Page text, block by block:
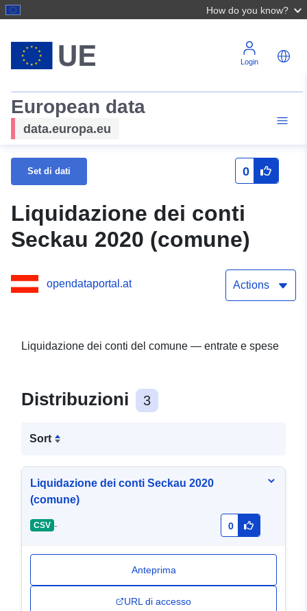
How do you know?
Login
European data
data.europa.eu
Set di dati 0
Liquidazione dei conti
Seckau 2020 (comune)
opendataportal.at Actions
Liquidazione dei conti del comune — entrate e spese
Distribuzioni 3
Sort
Liquidazione dei conti Seckau 2020
(comune)
CSV - 0
Anteprima
URL di accesso